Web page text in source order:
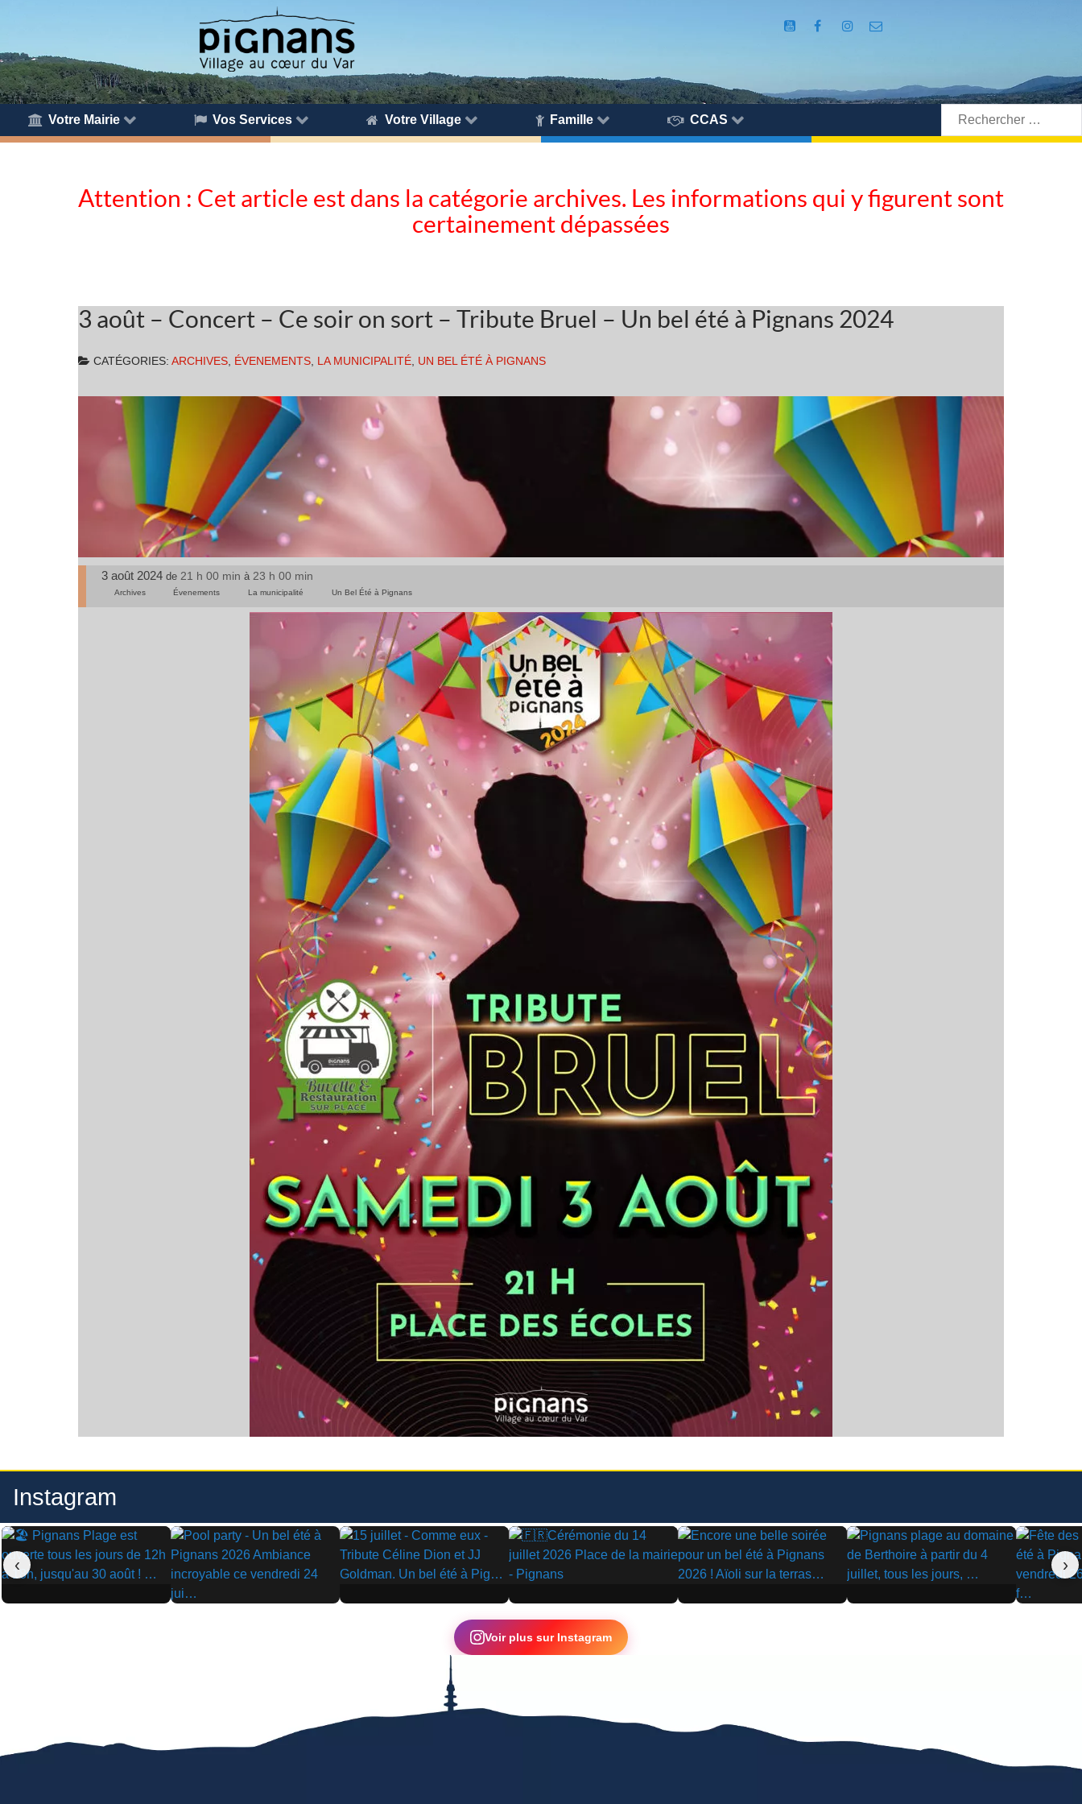
Votre Mairie Vos Services Votre Village Famille CCAS
Rechercher:
Attention : Cet article est dans la catégorie archives. Les informations qui y figurent sont
certainement dépassées
3 août – Concert – Ce soir on sort – Tribute Bruel – Un bel été à Pignans 2024
CATÉGORIES: ARCHIVES ÉVENEMENTS LA MUNICIPALITÉ UN BEL ÉTÉ À PIGNANS
3 août 2024 de 21 h 00 min à 23 h 00 min
Archives Évenements La municipalité Un Bel Été à Pignans
Instagram
▶
▶
▶ ▶ ▶ ▶
▶
‹ ›
Voir plus sur Instagram